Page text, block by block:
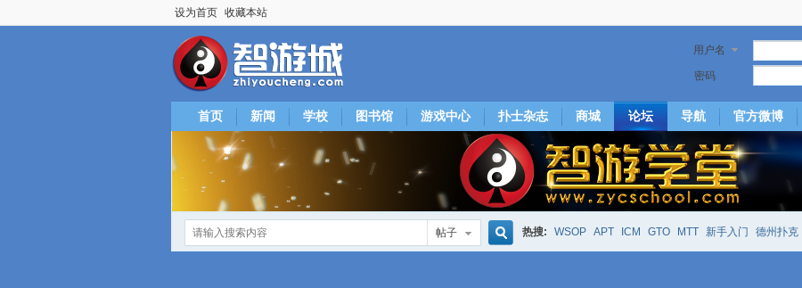
设为首页 收藏本站
用户名
密码
首页 新闻 学校 图书馆 游戏中心 扑士杂志 商城 论坛 导航 官方微博
帖子 热搜: WSOP APT ICM GTO MTT 新手入门 德州扑克